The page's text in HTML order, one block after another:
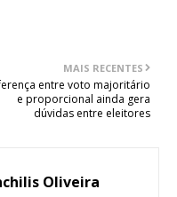
MAIS RECENTES
entre voto majoritário
e proporcional ainda gera
dúvidas entre eleitores
Oliveira